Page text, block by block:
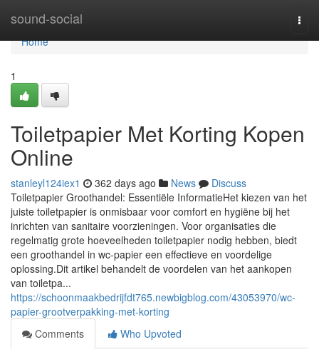
sound-social
Home
Home
1
Toiletpapier Met Korting Kopen
Online
stanleyl124iex1 362 days ago News
Discuss
Toiletpapier Groothandel: Essentiële InformatieHet kiezen van het
juiste toiletpapier is onmisbaar voor comfort en hygiëne bij het
inrichten van sanitaire voorzieningen. Voor organisaties die
regelmatig grote hoeveelheden toiletpapier nodig hebben, biedt
een groothandel in wc-papier een effectieve en voordelige
oplossing.Dit artikel behandelt de voordelen van het aankopen
van toiletpa...
https://schoonmaakbedrijfdt765.newbigblog.com/43053970/wc-
papier-grootverpakking-met-korting
Comments
Who Upvoted